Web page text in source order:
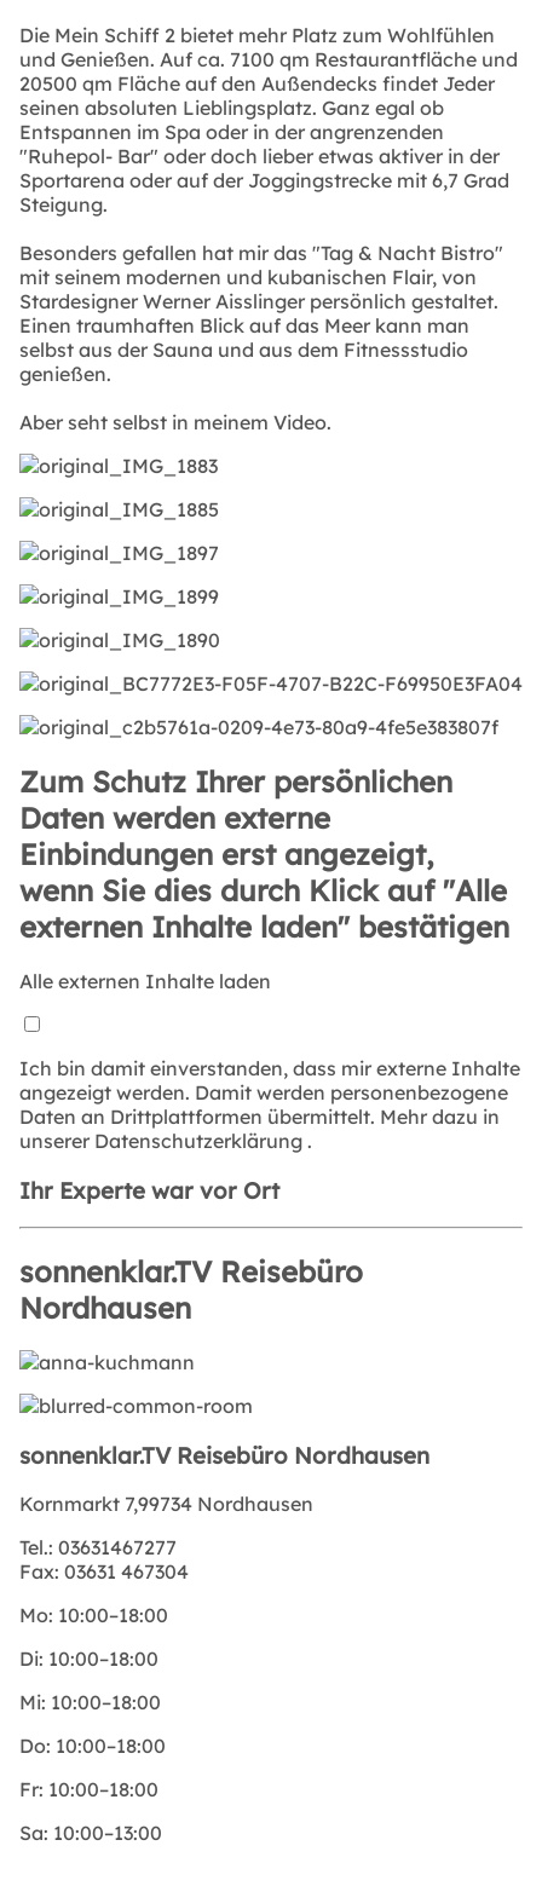
Die Mein Schiff 2 bietet mehr Platz zum Wohlfühlen
und Genießen. Auf ca. 7100 qm Restaurantfläche und
20500 qm Fläche auf den Außendecks findet Jeder
seinen absoluten Lieblingsplatz. Ganz egal ob
Entspannen im Spa oder in der angrenzenden
"Ruhepol- Bar" oder doch lieber etwas aktiver in der
Sportarena oder auf der Joggingstrecke mit 6,7 Grad
Steigung.
Besonders gefallen hat mir das "Tag & Nacht Bistro"
mit seinem modernen und kubanischen Flair, von
Stardesigner Werner Aisslinger persönlich gestaltet.
Einen traumhaften Blick auf das Meer kann man
selbst aus der Sauna und aus dem Fitnessstudio
genießen.
Aber seht selbst in meinem Video.
Zum Schutz Ihrer persönlichen
Daten werden externe
Einbindungen erst angezeigt,
wenn Sie dies durch Klick auf "Alle
externen Inhalte laden" bestätigen
Alle externen Inhalte laden
Ich bin damit einverstanden, dass mir externe Inhalte
angezeigt werden. Damit werden personenbezogene
Daten an Drittplattformen übermittelt. Mehr dazu in
unserer Datenschutzerklärung .
Ihr Experte war vor Ort
sonnenklar.TV Reisebüro
Nordhausen
sonnenklar.TV Reisebüro Nordhausen
Kornmarkt 7,99734 Nordhausen
Tel.: 03631467277
Fax: 03631 467304
Mo: 10:00–18:00
Di: 10:00–18:00
Mi: 10:00–18:00
Do: 10:00–18:00
Fr: 10:00–18:00
Sa: 10:00–13:00